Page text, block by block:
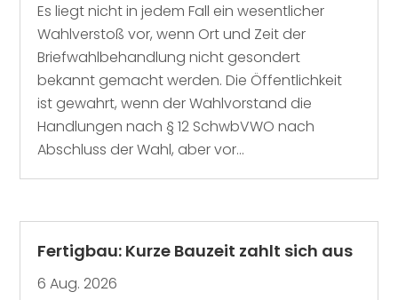
Es liegt nicht in jedem Fall ein wesentlicher
Wahlverstoß vor, wenn Ort und Zeit der
Briefwahlbehandlung nicht gesondert
bekannt gemacht werden. Die Öffentlichkeit
ist gewahrt, wenn der Wahlvorstand die
Handlungen nach § 12 SchwbVWO nach
Abschluss der Wahl, aber vor...
Fertigbau: Kurze Bauzeit zahlt sich aus
6 Aug. 2026